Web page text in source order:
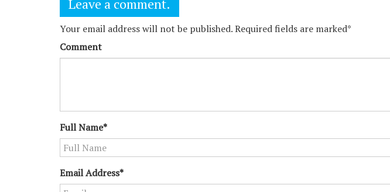
ビ
ゲ
ー
ン
Leave a comment.
Your email address will not be published. Required fields are marked*
Comment
Full Name*
Email Address*